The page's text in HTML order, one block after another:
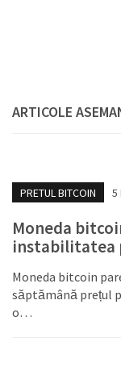
ARTICOLE
PRETUL BITCOIN 5
Moneda
instabilitatea
Moneda bitcoin
săptămână prețul
o…